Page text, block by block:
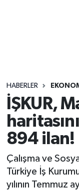
HABERLER
İŞKUR,
894 ilan!
Çalışma ve
Türkiye İş
yılının Temmuz
Yaşam